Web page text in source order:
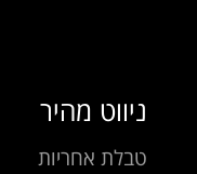
ניווט מהיר
טבלת אחריות